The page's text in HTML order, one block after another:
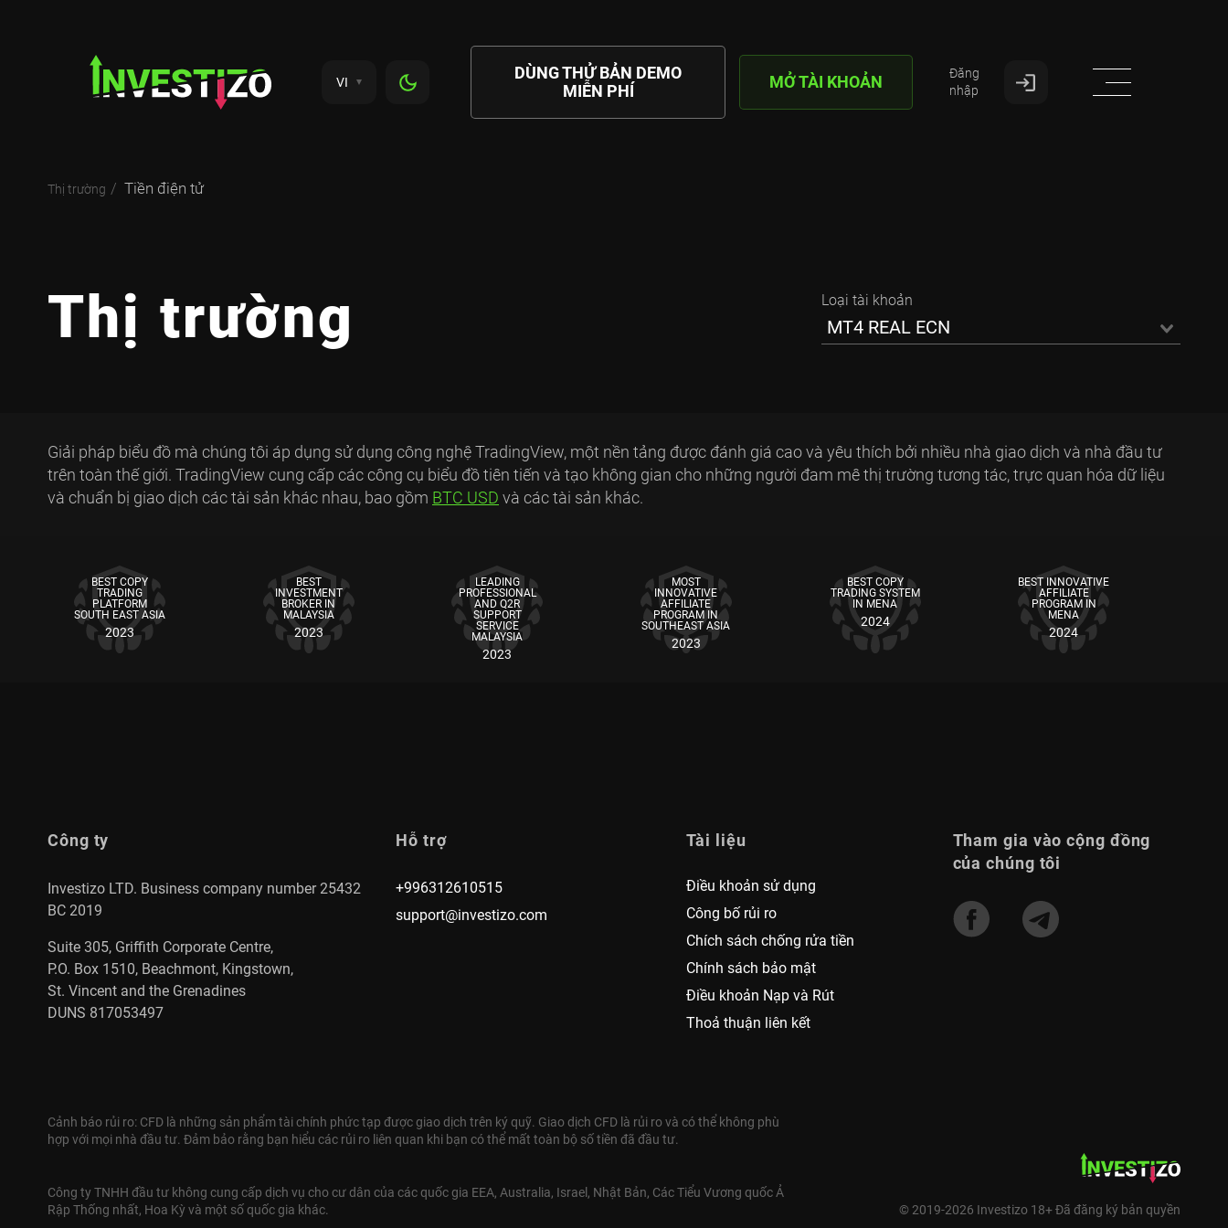
VI
DÙNG THỬ BẢN DEMO
MIỄN PHÍ
MỞ TÀI KHOẢN
Đăng
nhập
Thị trường Tiền điện tử
Thị trường Loại tài khoản
MT4 REAL ECN
Giải pháp biểu đồ mà chúng tôi áp dụng sử dụng công nghệ TradingView, một nền tảng được đánh giá cao và yêu thích bởi nhiều nhà giao dịch và nhà đầu tư
trên toàn thế giới. TradingView cung cấp các công cụ biểu đồ tiên tiến và tạo không gian cho những người đam mê thị trường tương tác, trực quan hóa dữ liệu
và chuẩn bị giao dịch các tài sản khác nhau, bao gồm BTC USD và các tài sản khác.
BEST COPY
TRADING
PLATFORM
SOUTH EAST ASIA
2023
BEST
INVESTMENT
BROKER IN
MALAYSIA
2023
LEADING
PROFESSIONAL
AND Q2R
SUPPORT
SERVICE
MALAYSIA
2023
MOST
INNOVATIVE
AFFILIATE
PROGRAM IN
SOUTHEAST ASIA
2023
BEST COPY
TRADING SYSTEM
IN MENA
2024
BEST INNOVATIVE
AFFILIATE
PROGRAM IN
MENA
2024
Công ty
Investizo LTD. Business company number 25432
BC 2019
Suite 305, Griffith Corporate Centre,
P.O. Box 1510, Beachmont, Kingstown,
St. Vincent and the Grenadines
DUNS 817053497
Hỗ trợ
+996312610515
support@investizo.com
Tài liệu
Điều khoản sử dụng
Công bố rủi ro
Chích sách chống rửa tiền
Chính sách bảo mật
Điều khoản Nạp và Rút
Thoả thuận liên kết
Tham gia vào cộng đồng
của chúng tôi
Cảnh báo rủi ro: CFD là những sản phẩm tài chính phức tạp được giao dịch trên ký quỹ. Giao dịch CFD là rủi ro và có thể không phù
hợp với mọi nhà đầu tư. Đảm bảo rằng bạn hiểu các rủi ro liên quan khi bạn có thể mất toàn bộ số tiền đã đầu tư.
Công ty TNHH đầu tư không cung cấp dịch vụ cho cư dân của các quốc gia EEA, Australia, Israel, Nhật Bản, Các Tiểu Vương quốc Ả
Rập Thống nhất, Hoa Kỳ và một số quốc gia khác.
© 2019-2026 Investizo 18+ Đã đăng ký bản quyền